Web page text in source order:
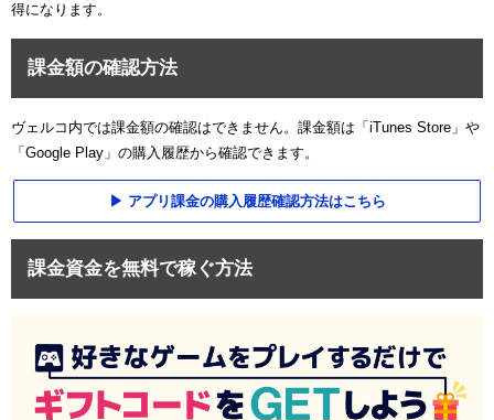
得になります。
課金額の確認方法
ヴェルコ内では課金額の確認はできません。課金額は「iTunes Store」や
「Google Play」の購入履歴から確認できます。
アプリ課金の購入履歴確認方法はこちら
課金資金を無料で稼ぐ方法